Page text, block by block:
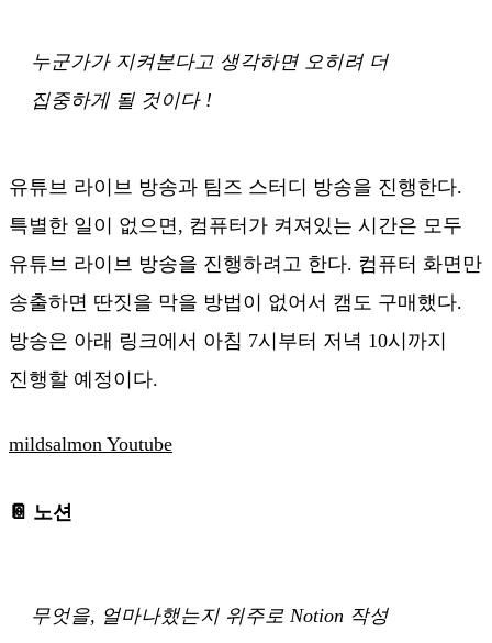
누군가가 지켜본다고 생각하면 오히려 더
집중하게 될 것이다 !
유튜브 라이브 방송과 팀즈 스터디 방송을 진행한다.
특별한 일이 없으면, 컴퓨터가 켜져있는 시간은 모두
유튜브 라이브 방송을 진행하려고 한다. 컴퓨터 화면만
송출하면 딴짓을 막을 방법이 없어서 캠도 구매했다.
방송은 아래 링크에서 아침 7시부터 저녁 10시까지
진행할 예정이다.
mildsalmon Youtube
📔 노션
무엇을, 얼마나했는지 위주로 Notion 작성